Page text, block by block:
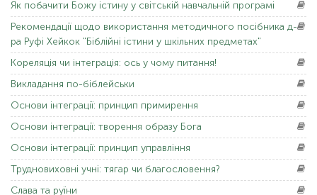
Як побачити Божу істину у світській навчальній програмі
Рекомендації щодо використання методичного посібника д-
ра Руфі Хейкок "Біблійні істини у шкільних предметах"
Кореляція чи інтеграція: ось у чому питання!
Викладання по-біблейськи
Основи інтеграції: принцип примирення
Основи інтеграції: творення образу Бога
Основи інтеграції: принцип управління
Трудновиховні учні: тягар чи благословення?
Слава та руїни